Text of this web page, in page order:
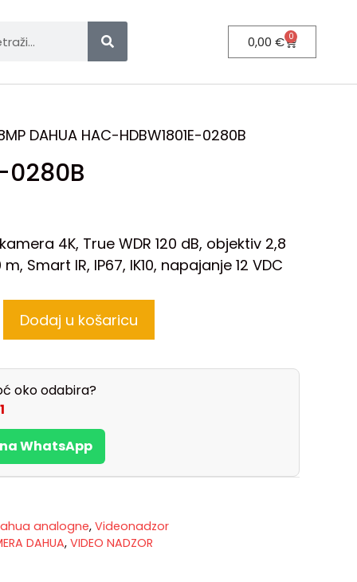
0,00€ 0
DAHUA HAC-HDBW1801E-0280B
0280B
4K, True WDR 120 dB, objektiv 2,8
Smart IR, IP67, IK10, napajanje 12 VDC
Dodaj u košaricu
oko odabira?
WhatsApp
analogne, Videonadzor
DAHUA, VIDEO NADZOR